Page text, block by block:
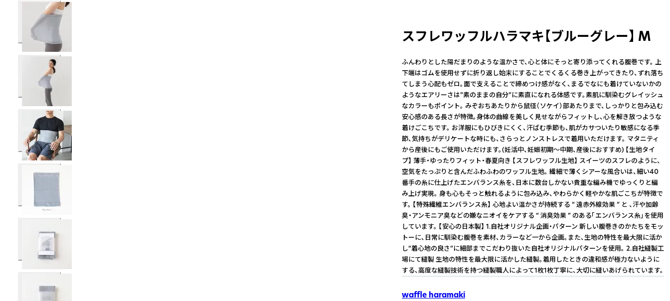
スフレワッフルハラマキ【ブルーグレー】 M
ふんわりとした陽だまりのような温かさで、心と体にそっと寄り添ってくれる腹巻です。 上
下端はゴムを使用せずに折り返し始末にすることでくるくる巻き上がってきたり、ずれ落ち
てしまう心配もゼロ。面で支えることで締めつけ感がなく、まるでなにも着けていないかの
ようなエアリーさは”素のままの自分”に素直になれる体感です。素肌に馴染むグレイッシュ
なカラーもポイント。 みぞおちあたりから鼠径（ソケイ）部あたりまで、しっかりと包み込む
安心感のある長さが特徴。身体の曲線を美しく⾒せながらフィットし、心を解き放つような
着けごこちです。 お洋服にもひびきにくく、汗ばむ季節も、肌がカサついたり敏感になる季
節、気持ちがデリケートな時にも、さらっとノンストレスで着⽤いただけます。 マタニティ
から産後にもご使用いただけます。(妊活中、妊娠初期〜中期、産後におすすめ) 【生地タイ
プ】 薄手・ゆったりフィット・春夏向き 【スフレワッフル生地】 スイーツのスフレのように、
空気をたっぷりと含んだふわふわのワッフル生地。 繊細で薄くシアーな風合いは、細い40
番手の糸に仕上げたエンバランス糸を、日本に数台しかない貴重な編み機でゆっくりと編
み上げ実現。 身も心もそっと触れるように包み込み、やわらかく軽やかな肌ごこちが特徴で
す。 【特殊繊維エンバランス糸】 心地よい温かさが持続する “ 遠赤外線効果 ” と 、汗や加齢
臭・アンモニア臭などの嫌なニオイをケアする “ 消臭効果 ” のある「エンバランス糸」を使用
しています。 【安心の日本製】 1.自社オリジナル企画・パターン 新しい腹巻きのかたちをモッ
トーに、日常に馴染む腹巻を素材、カラーなど一から企画。また、生地の特性を最大限に活か
し“着心地の良さ”に細部までこだわり抜いた自社オリジナルパターンを使用。 2.自社縫製工
場にて縫製 生地の特性を最大限に活かした縫製。着用したときの違和感が極力ないように
する、高度な縫製技術を持つ縫製職人によって1枚1枚丁寧に、大切に縫いあげられています。
waffle haramaki